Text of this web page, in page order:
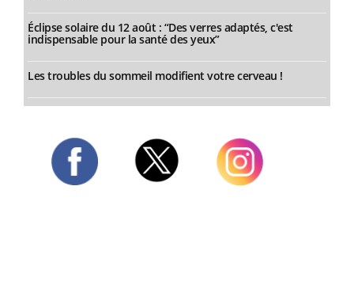
Éclipse solaire du 12 août : “Des verres adaptés, c'est
indispensable pour la santé des yeux”
Les troubles du sommeil modifient votre cerveau !